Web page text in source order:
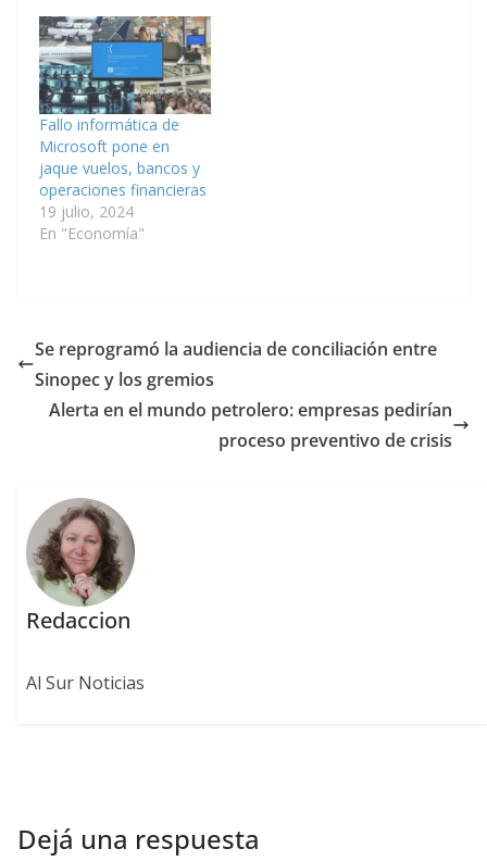
Fallo informática de
Microsoft pone en
jaque vuelos, bancos y
operaciones financieras
19 julio, 2024
En "Economía"
Se reprogramó la audiencia de conciliación entre
Sinopec y los gremios
Alerta en el mundo petrolero: empresas pedirían
proceso preventivo de crisis
Redaccion
Al Sur Noticias
Dejá una respuesta